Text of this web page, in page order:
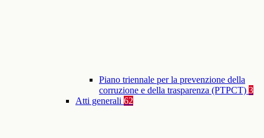
Piano triennale per la prevenzione della
corruzione e della trasparenza (PTPCT) 3
Atti generali 62